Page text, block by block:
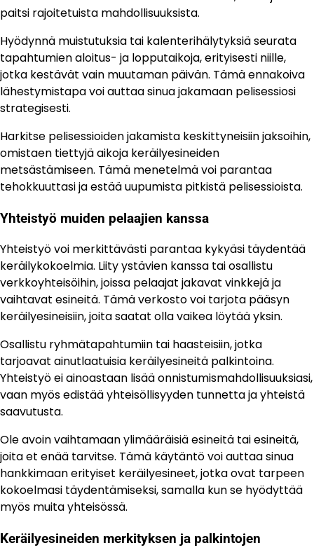
paitsi rajoitetuista mahdollisuuksista.
Hyödynnä muistutuksia tai kalenterihälytyksiä seurata
tapahtumien aloitus- ja lopputaikoja, erityisesti niille,
jotka kestävät vain muutaman päivän. Tämä ennakoiva
lähestymistapa voi auttaa sinua jakamaan pelisessiosi
strategisesti.
Harkitse pelisessioiden jakamista keskittyneisiin jaksoihin,
omistaen tiettyjä aikoja keräilyesineiden
metsästämiseen. Tämä menetelmä voi parantaa
tehokkuuttasi ja estää uupumista pitkistä pelisessioista.
Yhteistyö muiden pelaajien kanssa
Yhteistyö voi merkittävästi parantaa kykyäsi täydentää
keräilykokoelmia. Liity ystävien kanssa tai osallistu
verkkoyhteisöihin, joissa pelaajat jakavat vinkkejä ja
vaihtavat esineitä. Tämä verkosto voi tarjota pääsyn
keräilyesineisiin, joita saatat olla vaikea löytää yksin.
Osallistu ryhmätapahtumiin tai haasteisiin, jotka
tarjoavat ainutlaatuisia keräilyesineitä palkintoina.
Yhteistyö ei ainoastaan lisää onnistumismahdollisuuksiasi,
vaan myös edistää yhteisöllisyyden tunnetta ja yhteistä
saavutusta.
Ole avoin vaihtamaan ylimääräisiä esineitä tai esineitä,
joita et enää tarvitse. Tämä käytäntö voi auttaa sinua
hankkimaan erityiset keräilyesineet, jotka ovat tarpeen
kokoelmasi täydentämiseksi, samalla kun se hyödyttää
myös muita yhteisössä.
Keräilyesineiden merkityksen ja palkintojen